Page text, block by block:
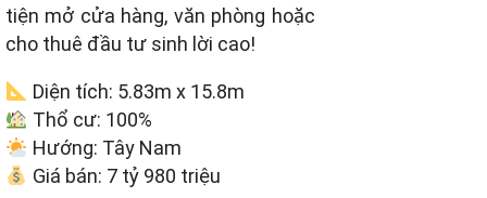
tiện mở cửa hàng, văn phòng hoặc
cho thuê đầu tư sinh lời cao!
Diện tích: 5.83m x 15.8m
Thổ cư: 100%
Hướng: Tây Nam
Giá bán: 7 tỷ 980 triệu